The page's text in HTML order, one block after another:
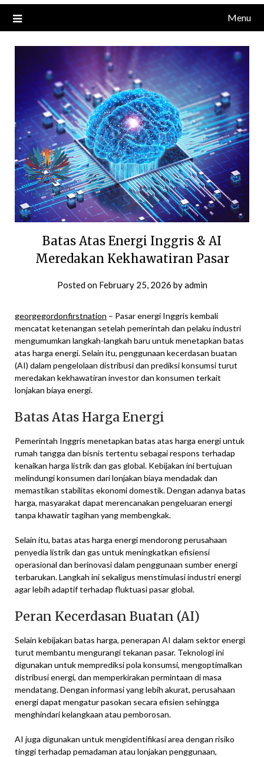
Menu
Batas Atas Energi Inggris & AI
Meredakan Kekhawatiran Pasar
Posted on February 25, 2026 byadmin
georgegordonfirstnation – Pasar energi Inggris kembali
mencatat ketenangan setelah pemerintah dan pelaku industri
mengumumkan langkah-langkah baru untuk menetapkan batas
atas harga energi. Selain itu, penggunaan kecerdasan buatan
(AI) dalam pengelolaan distribusi dan prediksi konsumsi turut
meredakan kekhawatiran investor dan konsumen terkait
lonjakan biaya energi.
Batas Atas Harga Energi
Pemerintah Inggris menetapkan batas atas harga energi untuk
rumah tangga dan bisnis tertentu sebagai respons terhadap
kenaikan harga listrik dan gas global. Kebijakan ini bertujuan
melindungi konsumen dari lonjakan biaya mendadak dan
memastikan stabilitas ekonomi domestik. Dengan adanya batas
harga, masyarakat dapat merencanakan pengeluaran energi
tanpa khawatir tagihan yang membengkak.
Selain itu, batas atas harga energi mendorong perusahaan
penyedia listrik dan gas untuk meningkatkan efisiensi
operasional dan berinovasi dalam penggunaan sumber energi
terbarukan. Langkah ini sekaligus menstimulasi industri energi
agar lebih adaptif terhadap fluktuasi pasar global.
Peran Kecerdasan Buatan (AI)
Selain kebijakan batas harga, penerapan AI dalam sektor energi
turut membantu mengurangi tekanan pasar. Teknologi ini
digunakan untuk memprediksi pola konsumsi, mengoptimalkan
distribusi energi, dan memperkirakan permintaan di masa
mendatang. Dengan informasi yang lebih akurat, perusahaan
energi dapat mengatur pasokan secara efisien sehingga
menghindari kelangkaan atau pemborosan.
AI juga digunakan untuk mengidentifikasi area dengan risiko
tinggi terhadap pemadaman atau lonjakan penggunaan,